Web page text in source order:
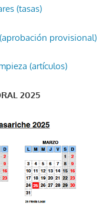
(tasas)
provisional)
(artículos)
2025